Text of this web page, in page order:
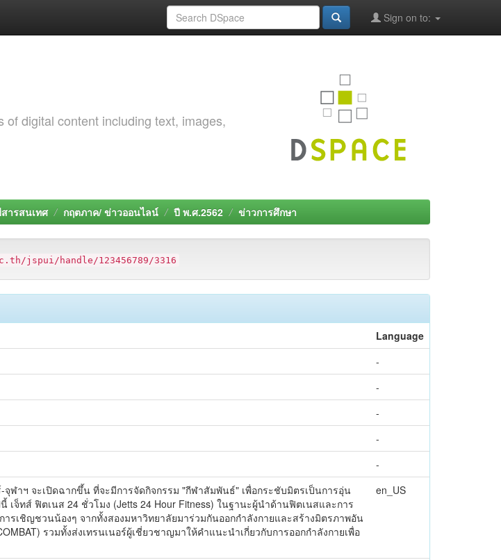
Sign on to:
digital content including text, images,
ารสนเทศ กฤตภาค/ ข่าวออนไลน์ ปี พ.ศ.2562 ข่าวการศึกษา
jspui/handle/123456789/3316
Language
-
-
-
-
-
ฬาฯ จะเปิดฉากขึ้น ที่จะมีการจัดกิจกรรม "กีฬาสัมพันธ์" เพื่อกระชับมิตรเป็นการอุ่น
เจ็ทส์ ฟิตเนส 24 ชั่วโมง (Jetts 24 Hour Fitness) ในฐานะผู้นำด้านฟิตเนสและการ
รเชิญชวนน้องๆ จากทั้งสองมหาวิทยาลัยมาร่วมกันออกกำลังกายและสร้างมิตรภาพอัน
รวมทั้งส่งเทรนเนอร์ผู้เชี่ยวชาญมาให้คำแนะนำเกี่ยวกับการออกกำลังกายเพื่อ
en_US